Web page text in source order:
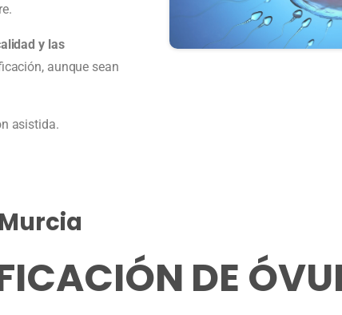
y las
aunque sean
asistida.
Murcia
DE